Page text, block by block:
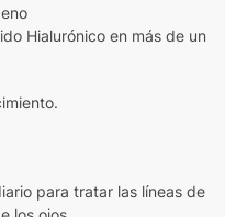
Hialurónico en más de un
para tratar las líneas de